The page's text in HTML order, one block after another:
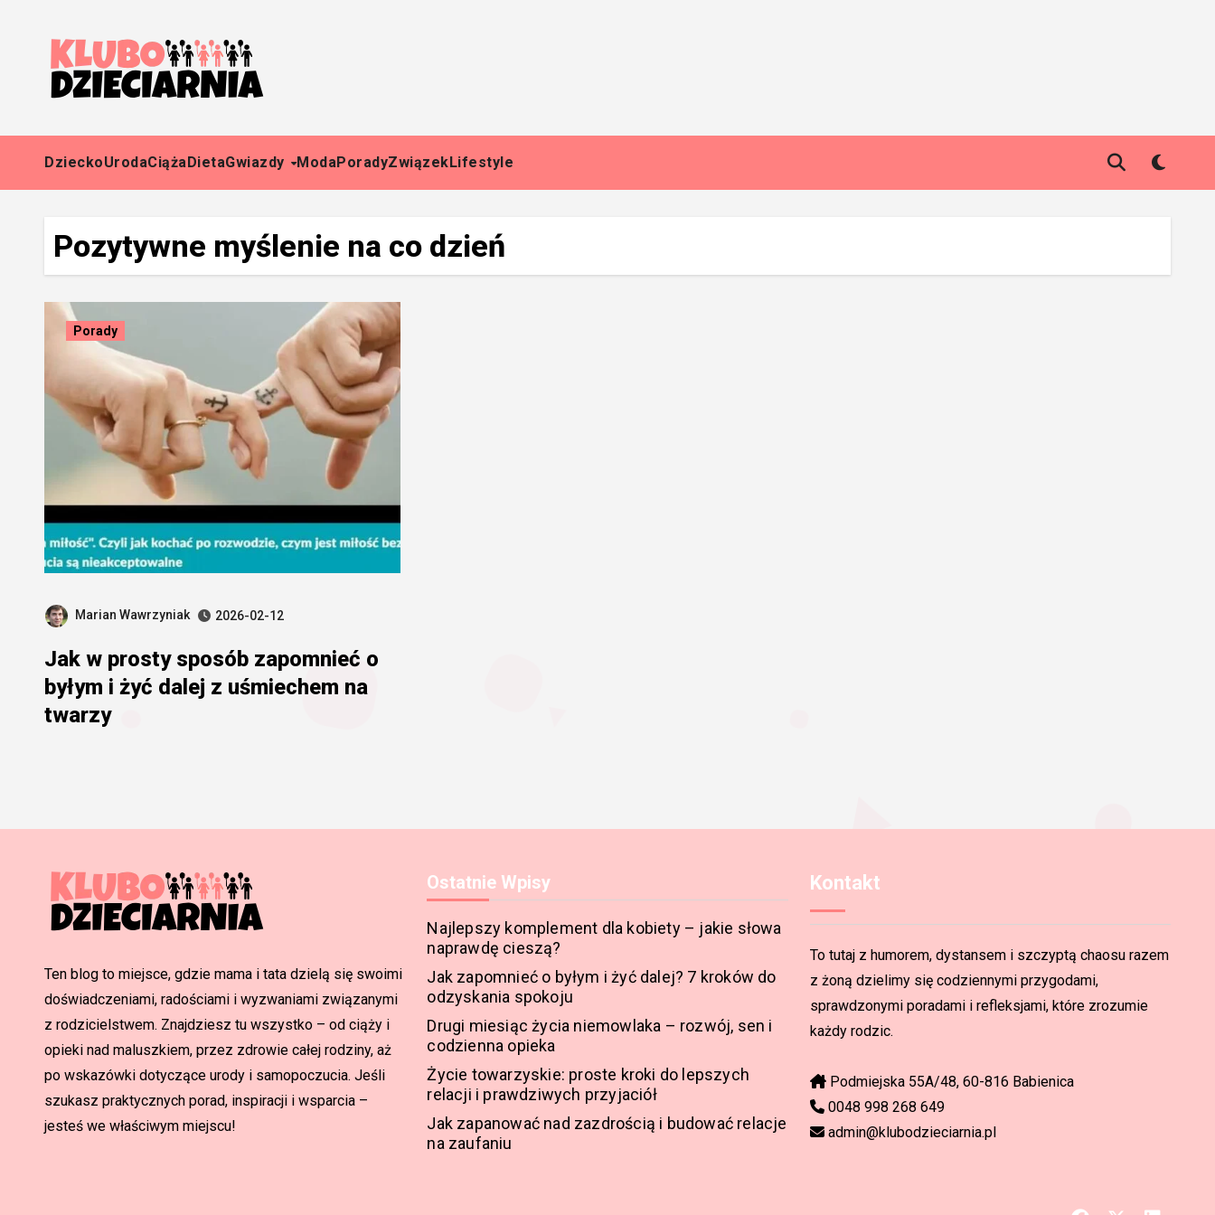
DzieckoUrodaCiążaDietaGwiazdy ModaPoradyZwiązekLifestyle
Pozytywne myślenie na co dzień
Porady
Marian Wawrzyniak 2026-02-12
Jak w prosty sposób zapomnieć o
byłym i żyć dalej z uśmiechem na
twarzy
Ten blog to miejsce, gdzie mama i tata dzielą się swoimi
doświadczeniami, radościami i wyzwaniami związanymi
z rodzicielstwem. Znajdziesz tu wszystko – od ciąży i
opieki nad maluszkiem, przez zdrowie całej rodziny, aż
po wskazówki dotyczące urody i samopoczucia. Jeśli
szukasz praktycznych porad, inspiracji i wsparcia –
jesteś we właściwym miejscu!
Ostatnie Wpisy
Najlepszy komplement dla kobiety – jakie słowa
naprawdę cieszą?
Jak zapomnieć o byłym i żyć dalej? 7 kroków do
odzyskania spokoju
Drugi miesiąc życia niemowlaka – rozwój, sen i
codzienna opieka
Życie towarzyskie: proste kroki do lepszych
relacji i prawdziwych przyjaciół
Jak zapanować nad zazdrością i budować relacje
na zaufaniu
Kontakt
To tutaj z humorem, dystansem i szczyptą chaosu razem
z żoną dzielimy się codziennymi przygodami,
sprawdzonymi poradami i refleksjami, które zrozumie
każdy rodzic.
Podmiejska 55A/48, 60-816 Babienica
0048 998 268 649
admin@klubodzieciarnia.pl